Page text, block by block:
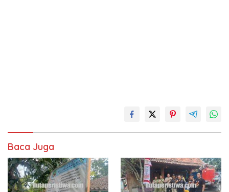
Baca Juga